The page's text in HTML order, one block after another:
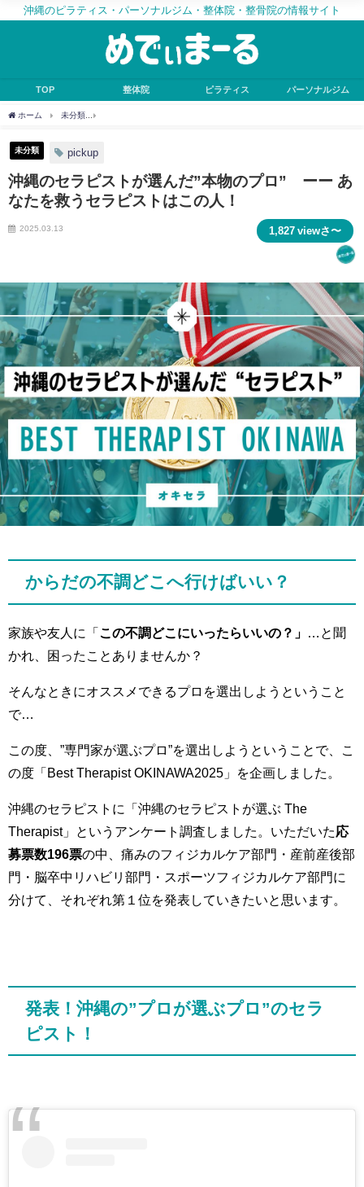
沖縄のピラティス・パーソナルジム・整体院・整骨院の情報サイト
TOP 整体院 ピラティス パーソナルジム
ホーム 未分類
未分類 pickup
沖縄のセラピストが選んだ”本物のプロ” ーー あ
なたを救うセラピストはこの人！
2025.03.13 1,827 viewさ〜
からだの不調どこへ行けばいい？
家族や友人に「 この不調どこにいったらいいの？」
…と聞
かれ、困ったことありませんか？
そんなときにオススメできるプロを選出しようということ
で…
この度、”専門家が選ぶプロ”を選出しようということで、こ
の度「Best Therapist OKINAWA2025」を企画しました。
沖縄のセラピストに「沖縄のセラピストが選ぶ The
Therapist」というアンケート調査しました。いただいた応
募票数196票の中、痛みのフィジカルケア部門・産前産後部
門・脳卒中リハビリ部門・スポーツフィジカルケア部門に
分けて、それぞれ第１位を発表していきたいと思います。
発表！沖縄の”プロが選ぶプロ”のセラ
ピスト！